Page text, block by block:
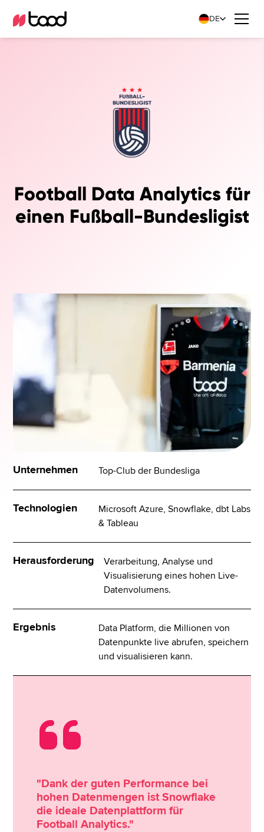
DE
Football Data Analytics für
einen Fußball-Bundesligist
Unternehmen Top-Club der Bundesliga
Technologien
Microsoft Azure, Snowflake, dbt Labs
& Tableau
Herausforderung
Verarbeitung, Analyse und
Visualisierung eines hohen Live-
Datenvolumens.
Ergebnis
Data Platform, die Millionen von
Datenpunkte live abrufen, speichern
und visualisieren kann.
"Dank der guten Performance bei
hohen Datenmengen ist Snowflake
die ideale Datenplattform für
Football Analytics."